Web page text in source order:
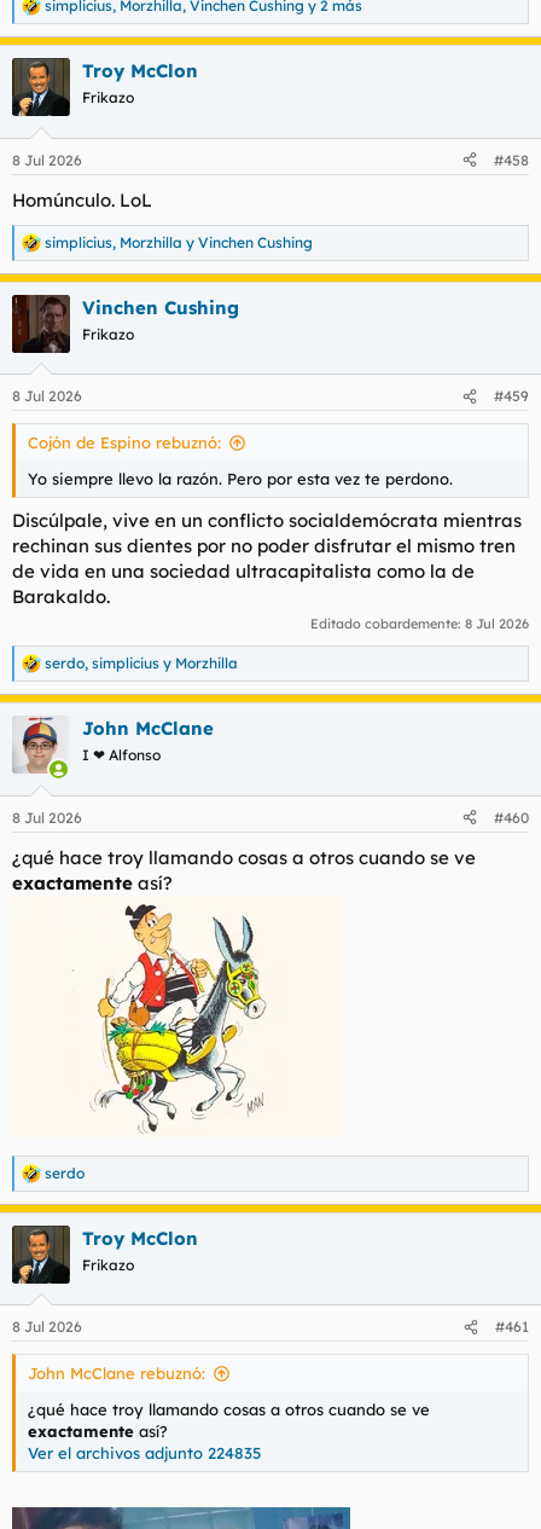
R
e
a
c
i
e
:
simplicius, Morzhilla, Vinchen Cushing y 2 más
Troy McClon
Frikazo
8 Jul 2026 #458
Homúnculo. LoL
R
e
a
c
c
i
e
s
simplicius, Morzhilla y Vinchen Cushing
Vinchen Cushing
Frikazo
8 Jul 2026 #459
Cojón de Espino rebuznó:
Yo siempre llevo la razón. Pero por esta vez te perdono.
Discúlpale, vive en un conflicto socialdemócrata mientras
rechinan sus dientes por no poder disfrutar el mismo tren
de vida en una sociedad ultracapitalista como la de
Barakaldo.
Editado cobardemente: 8 Jul 2026
R
e
a
c
c
e
:
serdo, simplicius y Morzhilla
John McClane
I ❤ Alfonso
8 Jul 2026 #460
¿qué hace troy llamando cosas a otros cuando se ve
exactamente así?
R
e
a
c
i
e
s
serdo
Troy McClon
Frikazo
8 Jul 2026 #461
John McClane rebuznó:
¿qué hace troy llamando cosas a otros cuando se ve
exactamente así?
Ver el archivos adjunto 224835